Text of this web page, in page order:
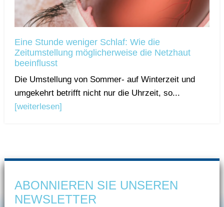
Eine Stunde weniger Schlaf: Wie die
Zeitumstellung möglicherweise die Netzhaut
beeinflusst
Die Umstellung von Sommer- auf Winterzeit und
umgekehrt betrifft nicht nur die Uhrzeit, so...
[weiterlesen]
ABONNIEREN SIE UNSEREN
NEWSLETTER